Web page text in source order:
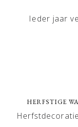
Ieder jaar
HERFSTIGE